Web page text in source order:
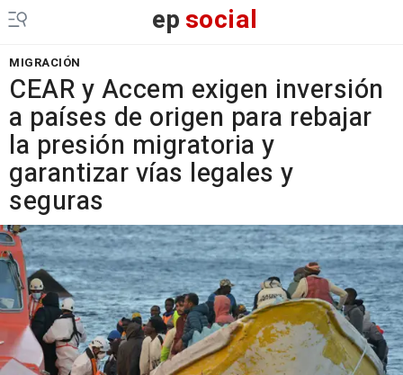
epsocial
MIGRACIÓN
CEAR y Accem exigen inversión
a países de origen para rebajar
la presión migratoria y
garantizar vías legales y
seguras